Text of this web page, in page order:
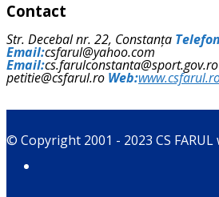
Contact
Str. Decebal nr. 22, Constanța
Email:csfarul@yahoo.com
Email:cs.farulconstanta@sport.gov.ro
petitie@csfarul.ro Web:
© Copyright 2001 - 2023 CS